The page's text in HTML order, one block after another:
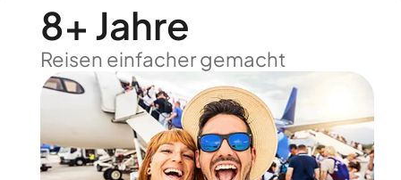
8+ Jahre
Reisen einfacher gemacht